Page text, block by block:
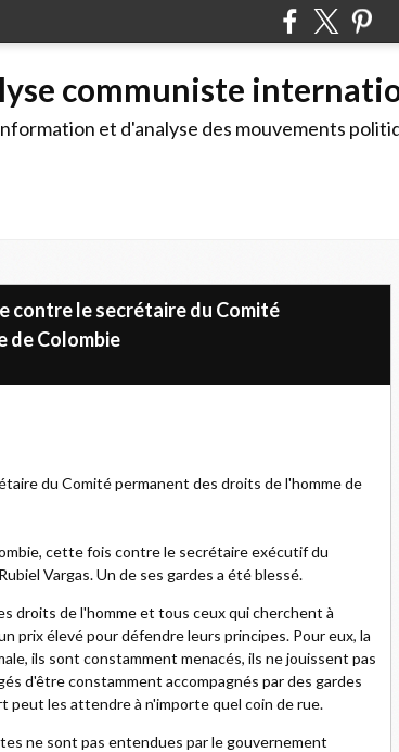
communiste
et d'analyse des mouvements
contre le secrétaire du Comité
de Colombie
du Comité permanent des droits de l'homme de
cette fois contre le secrétaire exécutif du
Vargas. Un de ses gardes a été blessé.
droits de l'homme et tous ceux qui cherchent à
prix élevé pour défendre leurs principes. Pour eux, la
ils sont constamment menacés, ils ne jouissent pas
d'être constamment accompagnés par des gardes
peut les attendre à n'importe quel coin de rue.
ne sont pas entendues par le gouvernement